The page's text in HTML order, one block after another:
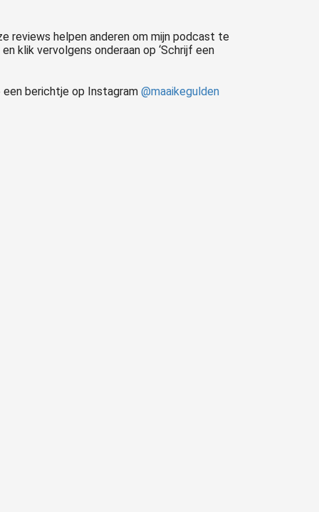
reviews helpen anderen om mijn podcast te
en klik vervolgens onderaan op ‘Schrijf een
berichtje op Instagram @maaikegulden